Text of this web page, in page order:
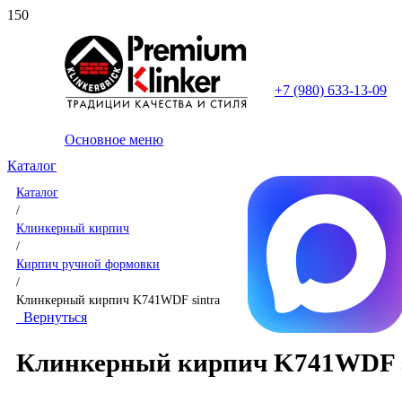
+7 (980) 633-13-09
Основное меню
Каталог
Каталог
/
Клинкерный кирпич
/
Кирпич ручной формовки
/
Клинкерный кирпич K741WDF sintra
Вернуться
Клинкерный кирпич K741WDF